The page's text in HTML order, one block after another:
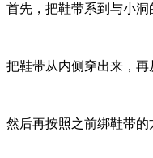
首先，把鞋带系到与小洞
把鞋带从内侧穿出来，再
然后再按照之前绑鞋带的